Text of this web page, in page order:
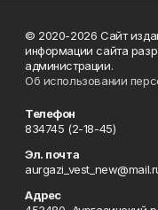
© 2020-2026 Сайт
информации сайта
администрации.
Об использовании
Телефон
834745 (2-18-45)
Эл. почта
Адрес